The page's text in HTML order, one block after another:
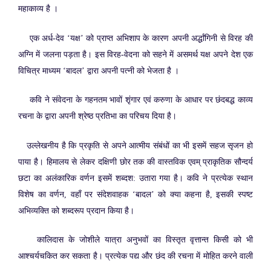
महाकाव्य है ।
एक अर्ध-देव ‘यक्ष’ को प्राप्त अभिशाप के कारण अपनी अर्द्धांगिनी से विरह की
अग्नि में जलना पड़ता है। इस विरह-वेदना को सहने में असमर्थ यक्ष अपने देश एक
विचित्र माध्यम ‘बादल’ द्वारा अपनी पत्नी को भेजता है ।
कवि ने संवेदना के गहनतम भावों शृंगार एवं करुणा के आधार पर छंदबद्ध काव्य
रचना के द्वारा अपनी श्रेष्ठ प्रतिभा का परिचय दिया है।
उल्लेखनीय है कि प्रकृति से अपने आत्मीय संबंधों का भी इसमें सहज सृजन हो
पाया है। हिमालय से लेकर दक्षिणी छोर तक की वास्तविक एवम् प्राकृतिक सौन्दर्य
छटा का अलंकारिक वर्णन इसमें शब्दश: उतारा गया है। कवि ने प्रत्येक स्थान
विशेष का वर्णन, वहाँ पर संदेशवाहक ‘बादल’ को क्या कहना है, इसकी स्पष्ट
अभिव्यक्ति को शब्दरूप प्रदान किया है।
कालिदास के जोशीले यात्रा अनुभवों का विस्तृत वृत्तान्त किसी को भी
आश्चर्यचकित कर सकता है। प्रत्येक पद्य और छंद की रचना में मोहित करने वाली